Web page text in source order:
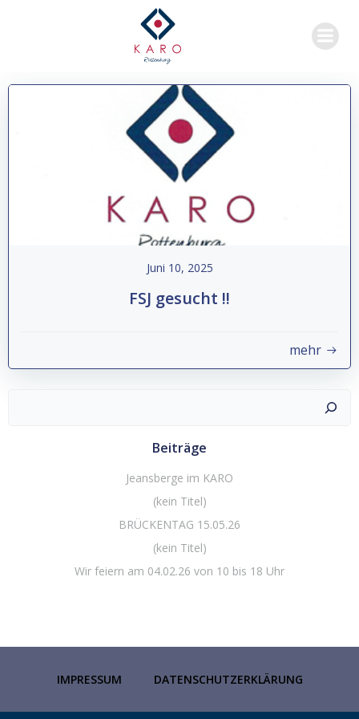
springen
Juni 10, 2025
FSJ gesucht !!
mehr
Beiträge
Jeansberge im KARO
(kein Titel)
BRÜCKENTAG 15.05.26
(kein Titel)
Wir feiern am 04.02.26 von 10 bis 18 Uhr
IMPRESSUM DATENSCHUTZERKLÄRUNG